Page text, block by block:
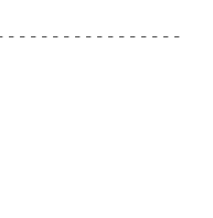
- - - - - - - - - - - - - - - -